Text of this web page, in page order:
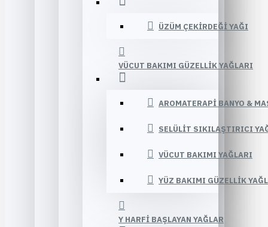
ÜZÜM ÇEKIRDEĞI YAĞI
VÜCUT BAKIMI GÜZELLIK YAĞLARI
AROMATERAPI BANYO &
SELÜLIT SIKILAŞTIRICI
VÜCUT BAKIMI YAĞLARI
YÜZ BAKIMI GÜZELLIK
Y HARFI BAŞLAYAN YAĞLAR